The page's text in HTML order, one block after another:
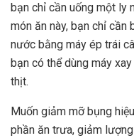
bạn chỉ cần uống một ly
món ăn này, bạn chỉ
nước bằng máy ép trái
bạn có thể dùng máy
thịt.
Muốn giảm mỡ bụng
phần ăn trưa, giảm